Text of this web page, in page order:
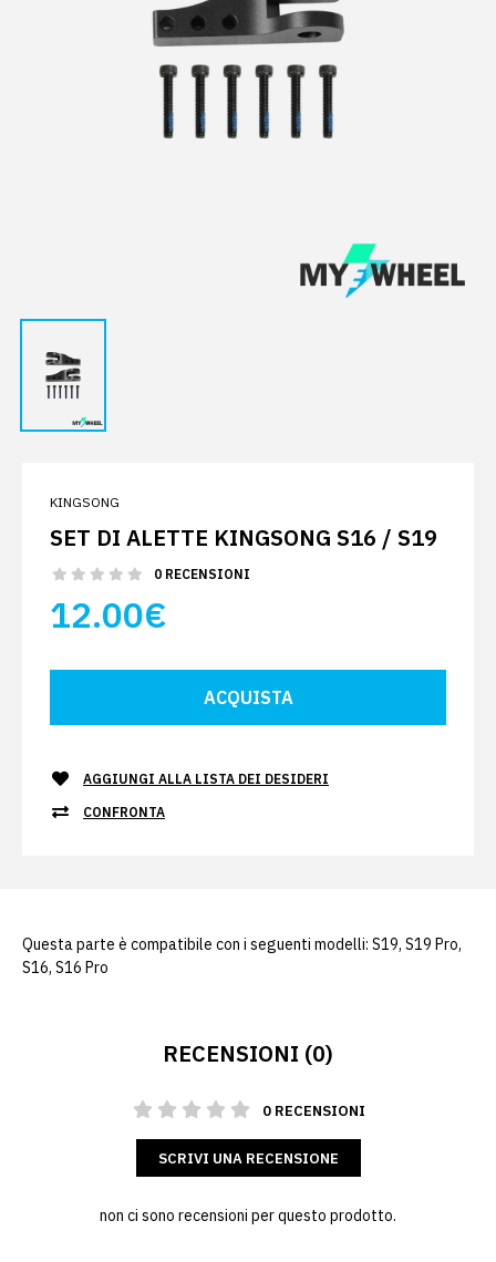
KINGSONG
SET DI ALETTE KINGSONG S16 / S19
0 RECENSIONI
12.00€
AGGIUNGI ALLA LISTA DEI DESIDERI
CONFRONTA
Questa parte è compatibile con i seguenti modelli: S19, S19 Pro,
S16, S16 Pro
RECENSIONI (0)
0 RECENSIONI
SCRIVI UNA RECENSIONE
non ci sono recensioni per questo prodotto.